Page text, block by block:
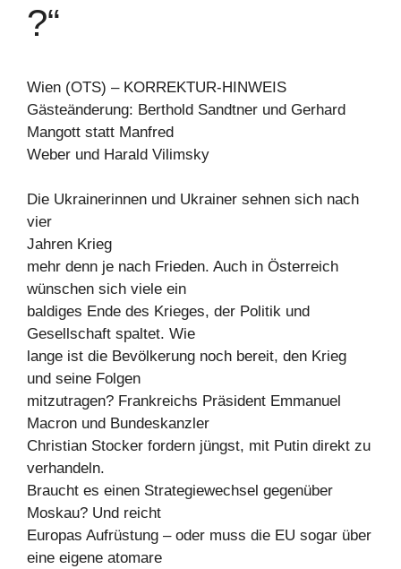
?“
Wien (OTS) – KORREKTUR-HINWEIS
Gästeänderung: Berthold Sandtner und Gerhard
Mangott statt Manfred
Weber und Harald Vilimsky
Die Ukrainerinnen und Ukrainer sehnen sich nach
vier
Jahren Krieg
mehr denn je nach Frieden. Auch in Österreich
wünschen sich viele ein
baldiges Ende des Krieges, der Politik und
Gesellschaft spaltet. Wie
lange ist die Bevölkerung noch bereit, den Krieg
und seine Folgen
mitzutragen? Frankreichs Präsident Emmanuel
Macron und Bundeskanzler
Christian Stocker fordern jüngst, mit Putin direkt zu
verhandeln.
Braucht es einen Strategiewechsel gegenüber
Moskau? Und reicht
Europas Aufrüstung – oder muss die EU sogar über
eine eigene atomare